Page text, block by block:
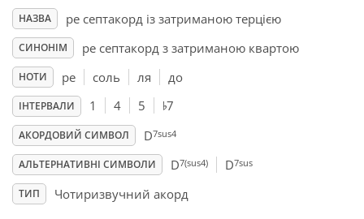
English
Español
Français
НАЗВА ре септакорд iз затриманою терцією
СИНОНІМ ре септакорд з затриманою квартою
НОТИ ре соль ля до
ІНТЕРВАЛИ 1 4 5 ♭7
АКОРДОВИЙ СИМВОЛ D7sus4
АЛЬТЕРНАТИВНІ СИМВОЛИ D7(sus4) D7sus
ТИП Чотиризвучний акорд